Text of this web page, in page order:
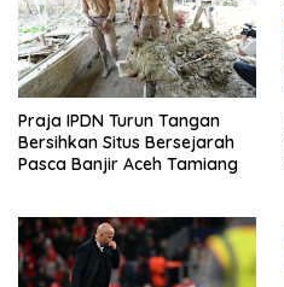
Praja IPDN Turun Tangan
Bersihkan Situs Bersejarah
Pasca Banjir Aceh Tamiang